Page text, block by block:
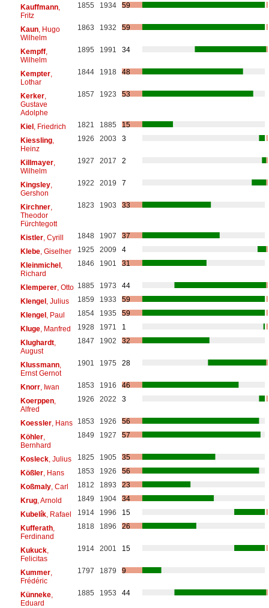
Kauffmann,
Fritz
1855 1934 59
Kaun, Hugo
Wilhelm
1863 1932 59
Kempff,
Wilhelm
1895 1991 34
Kempter,
Lothar
1844 1918 48
Kerker,
Gustave
Adolphe
1857 1923 53
Kiel, Friedrich 1821 1885
15
Kiessling,
Heinz
1926 2003 3
Killmayer,
Wilhelm
1927 2017 2
Kingsley,
Gershon
1922 2019 7
Kirchner,
Theodor
Fürchtegott
1823 1903 33
Kistler, Cyrill 1848 1907
37
Klebe, Giselher 1925 2009
4
Kleinmichel,
Richard
1846 1901 31
Klemperer, Otto 1885 1973
44
Klengel, Julius 1859 1933
59
Klengel, Paul 1854 1935
59
Kluge, Manfred 1928 1971
1
Klughardt,
August
1847 1902 32
Klussmann,
Ernst Gernot
1901 1975 28
Knorr, Iwan 1853 1916
46
Koerppen,
Alfred
1926 2022 3
Koessler, Hans 1853 1926
56
Köhler,
Bernhard
1849 1927 57
Kosleck, Julius 1825 1905
35
Kößler, Hans 1853 1926
56
Koßmaly, Carl 1812 1893
23
Krug, Arnold 1849 1904
34
Kubelík, Rafael 1914 1996
15
Kufferath,
Ferdinand
1818 1896 26
Kukuck,
Felicitas
1914 2001 15
Kummer,
Frédéric
1797 1879 9
Künneke,
Eduard
1885 1953 44